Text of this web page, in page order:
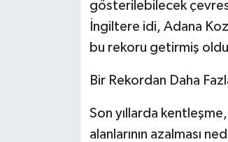
gösterilebilecek
İngiltere idi, Adana
bu rekoru getirmiş
Bir Rekordan Daha
Son yıllarda
alanlarının azalması